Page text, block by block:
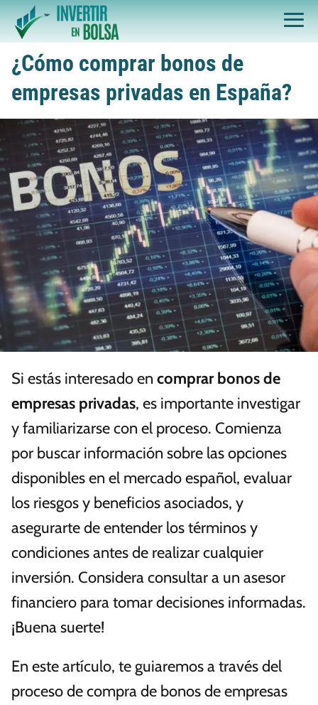
¿Cómo comprar bonos de
empresas privadas en España?
Si estás interesado en comprar bonos de
empresas privadas, es importante investigar
y familiarizarse con el proceso. Comienza
por buscar información sobre las opciones
disponibles en el mercado español, evaluar
los riesgos y beneficios asociados, y
asegurarte de entender los términos y
condiciones antes de realizar cualquier
inversión. Considera consultar a un asesor
financiero para tomar decisiones informadas.
¡Buena suerte!
En este artículo, te guiaremos a través del
proceso de compra de bonos de empresas